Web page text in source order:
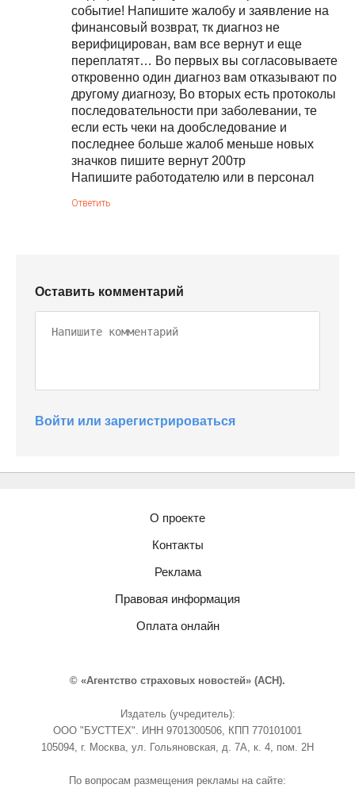
событие! Напишите жалобу и заявление на
финансовый возврат, тк диагноз не
верифицирован, вам все вернут и еще
переплатят… Во первых вы согласовываете
откровенно один диагноз вам отказывают по
другому диагнозу, Во вторых есть протоколы
последовательности при заболевании, те
если есть чеки на дообследование и
последнее больше жалоб меньше новых
значков пишите вернут 200тр
Напишите работодателю или в персонал
Ответить
Оставить комментарий
Войти или зарегистрироваться
О проекте
Контакты
Реклама
Правовая информация
Оплата онлайн
© «Агентство страховых новостей» (АСН).
Издатель (учредитель):
ООО "БУСТТЕХ". ИНН 9701300506, КПП 770101001
105094, г. Москва, ул. Гольяновская, д. 7А, к. 4, пом. 2Н
По вопросам размещения рекламы на сайте: